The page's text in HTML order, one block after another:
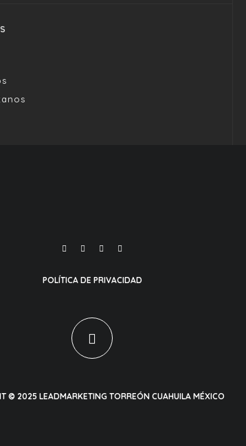
POLÍTICA DE PRIVACIDAD
© 2025 LEADMARKETING TORREÓN CUAHUILA MÉXICO